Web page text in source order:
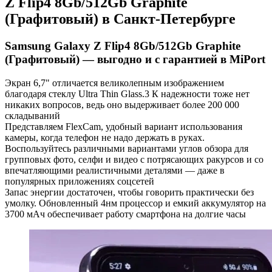
(Графитовый) в Санкт-Петербурге
Samsung Galaxy Z Flip4 8Gb/512Gb Graphite
(Графитовый) — выгодно и с гарантией в MiPort
Экран 6,7" отличается великолепным изображением
благодаря стеклу Ultra Thin Glass.3 К надежности тоже нет
никаких вопросов, ведь оно выдерживает более 200 000
складываний
Представляем FlexCam, удобный вариант использования
камеры, когда телефон не надо держать в руках.
Воспользуйтесь различными вариантами углов обзора для
групповых фото, селфи и видео с потрясающих ракурсов и со
впечатляющими реалистичными деталями — даже в
популярных приложениях соцсетей
Запас энергии достаточен, чтобы говорить практически без
умолку. Обновленный 4нм процессор и емкий аккумулятор на
3700 мАч обеспечивает работу смартфона на долгие часы